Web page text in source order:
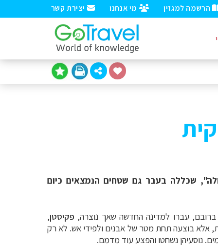
יצירת קשר מי אנחנו הרשמה למגזין
שכללה בעבר גם שטחים הנמצאים כיום
ברובם, עברו למדינה החדשה שאך נוצרה, פקיסטן,
אלא בוצעהתחת מטר של אבנים ולפידי אש. לא רק
נוסעיהן נשחטו והפצע עוד מדמם.